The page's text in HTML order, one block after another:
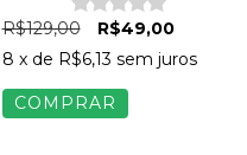
R$129,00
R$49,00
8 x de R$6,13 sem juros
COMPRAR